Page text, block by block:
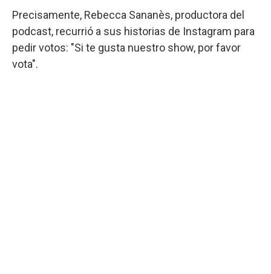
Precisamente, Rebecca Sananès, productora del
podcast, recurrió a sus historias de Instagram para
pedir votos: "Si te gusta nuestro show, por favor
vota".